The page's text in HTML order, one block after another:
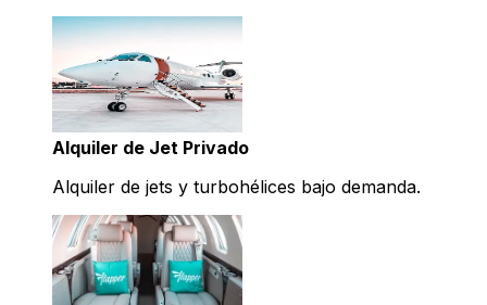
Alquiler de Jet Privado
Alquiler de jets y turbohélices bajo demanda.